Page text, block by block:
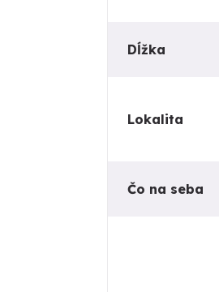
Dĺžka
Lokalita
Čo na seba